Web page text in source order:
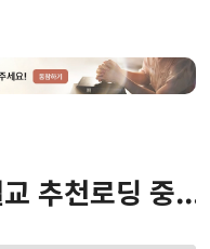
추천로딩 중...